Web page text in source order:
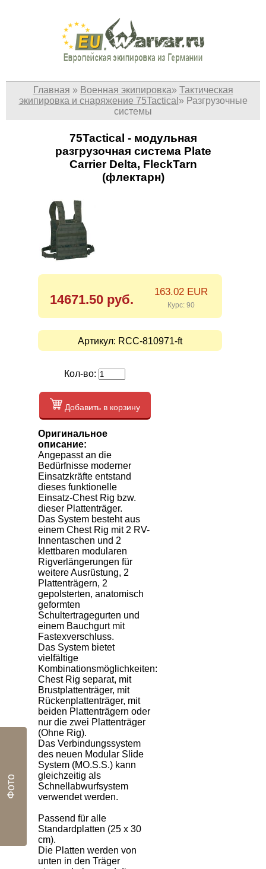
Главная » Военная экипировка» Тактическая
экипировка и снаряжение 75Tactical » Разгрузочные
системы
75Tactical - модульная
разгрузочная система Plate
Carrier Delta, FleckTarn
(флектарн)
14671.50 руб.
163.02 EUR
Курс: 90
Артикул: RCC-810971-ft
Кол-во:
Добавить в корзину
Оригинальное
описание:
Angepasst an die
Bedürfnisse moderner
Einsatzkräfte entstand
dieses funktionelle
Einsatz-Chest Rig bzw.
dieser Plattenträger.
Das System besteht aus
einem Chest Rig mit 2 RV-
Innentaschen und 2
klettbaren modularen
Rigverlängerungen für
weitere Ausrüstung, 2
Plattenträgern, 2
gepolsterten, anatomisch
geformten
Schultertragegurten und
einem Bauchgurt mit
Fastexverschluss.
Das System bietet
vielfältige
Kombinationsmöglichkeiten:
Chest Rig separat, mit
Brustplattenträger, mit
Rückenplattenträger, mit
beiden Plattenträgern oder
nur die zwei Plattenträger
(Ohne Rig).
Das Verbindungssystem
des neuen Modular Slide
System (MO.S.S.) kann
gleichzeitig als
Schnellabwurfsystem
verwendet werden.
Passend für alle
Standardplatten (25 x 30
cm).
Die Platten werden von
unten in den Träger
Фото